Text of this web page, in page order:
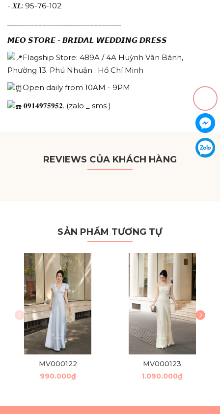
- 𝑿𝑳: 95-76-102
𝙈𝙀𝙊 𝙎𝙏𝙊𝙍𝙀 - 𝘽𝙍𝙄𝘿𝘼𝙇 𝙒𝙀𝘿𝘿𝙄𝙉𝙂 𝘿𝙍𝙀𝙎𝙎
Flagship Store: 489A / 4A Huỳnh Văn Bánh,
Phường 13. Phú Nhuận . Hồ Chí Minh
Open daily from 10AM - 9PM
𝟎𝟗𝟏𝟒𝟗𝟕𝟓𝟗𝟓𝟐. (zalo _ sms )
REVIEWS CỦA KHÁCH HÀNG
SẢN PHẨM TƯƠNG TỰ
MV000122
990.000₫
MV000123
1.090.000₫